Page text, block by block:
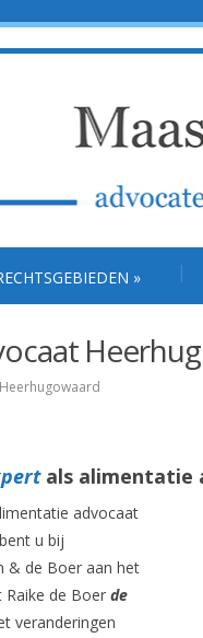
»
als alimentatie
advocaat
u bij
& de Boer aan het
Raike de Boer de
veranderingen